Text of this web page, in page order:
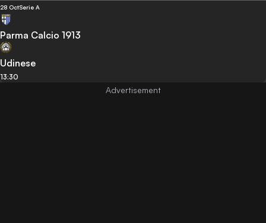
28 OctSerie A
Parma Calcio 1913
Udinese
13:30